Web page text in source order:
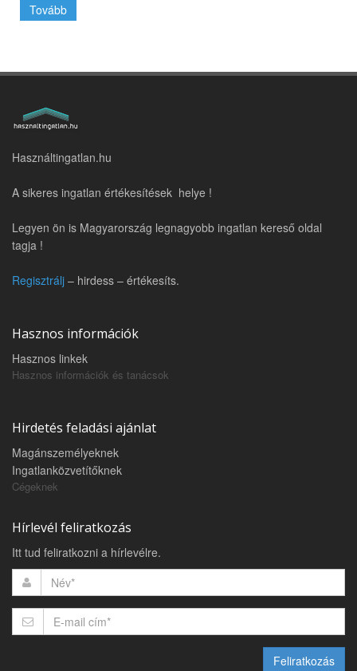
Tovább
Használtingatlan.hu
A sikeres ingatlan értékesítések helye !
Legyen ön is Magyarország legnagyobb ingatlan kereső oldal
tagja !
Regisztrálj – hirdess – értékesíts.
Hasznos információk
Hasznos linkek
Hasznos információk és tanácsok
Hirdetés feladási ajánlat
Magánszemélyeknek
Ingatlanközvetítőknek
Cégeknek
Hírlevél feliratkozás
Itt tud feliratkozni a hírlevélre.
Feliratkozás